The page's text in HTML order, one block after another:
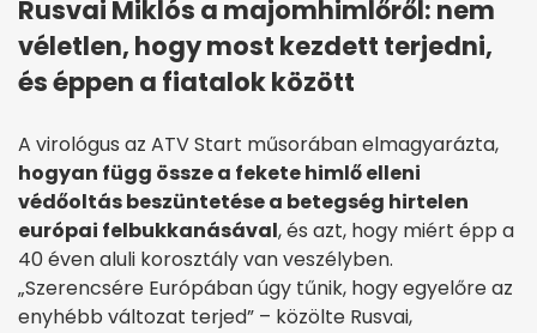
Rusvai Miklós a majomhimlőről: nem
véletlen, hogy most kezdett terjedni,
és éppen a fiatalok között
A virológus az ATV Start műsorában elmagyarázta,
hogyan függ össze a fekete himlő elleni
védőoltás beszüntetése a betegség hirtelen
európai felbukkanásával, és azt, hogy miért épp a
40 éven aluli korosztály van veszélyben.
„Szerencsére Európában úgy tűnik, hogy egyelőre az
enyhébb változat terjed” – közölte Rusvai,